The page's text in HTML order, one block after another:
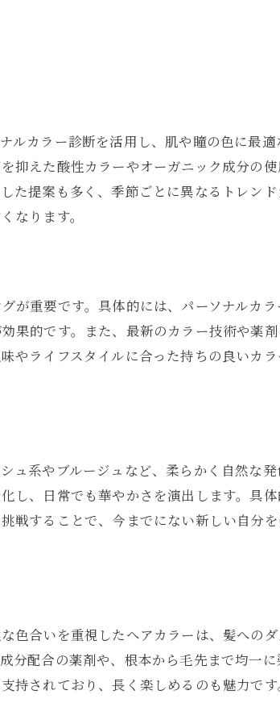
ルカラー診断を活用し、肌や瞳の色に最
えた酸性カラーやオーガニック成分の使
た提案も多く、季節ごとに異なるトレン
なります。
重要です。具体的には、パーソナルカラ
的です。また、最新のカラー技術や薬剤
ライフスタイルに合った持ちの良いカラ
ュ系やブルージュなど、柔らかく自然な
し、日常でも華やかさを演出します。具
戦することで、今までにない新しい自分
色合いを重視したヘアカラーは、髪への
分配合の薬剤や、根本から毛先まで均一に
されており、長く楽しめるのも魅力です